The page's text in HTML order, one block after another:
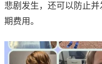
悲剧发生，还可以防止
期费用。